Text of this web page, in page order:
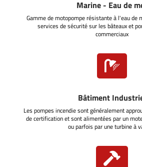
Marine - Eau de
Gamme de motopompe résistante à l'eau de
services de sécurité sur les bâteaux et
commerciaux

Bâtiment
Les pompes incendie sont généralement
de certification et sont alimentées par un
ou parfois par une turbine à
